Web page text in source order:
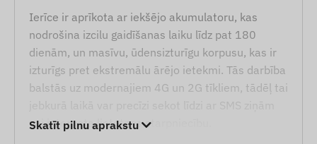
Ierīce ir aprīkota ar iekšējo akumulatoru, kas
nodrošina izcilu gaidīšanas laiku līdz pat 180
dienām, un masīvu, ūdensizturīgu korpusu, kas ir
izturīgs pret ekstremālu ārējo ietekmi. Tās darbība
balstās uz modernajiem 4G un 2G tīkliem, tādēļ tai
vai interneta lietotnes starpniecību.
Skatīt pilnu aprakstu